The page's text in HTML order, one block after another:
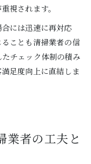
視されます。
には迅速に再対応
ことも清掃業者の信
チェック体制の積み
足度向上に直結しま
業者の工夫と